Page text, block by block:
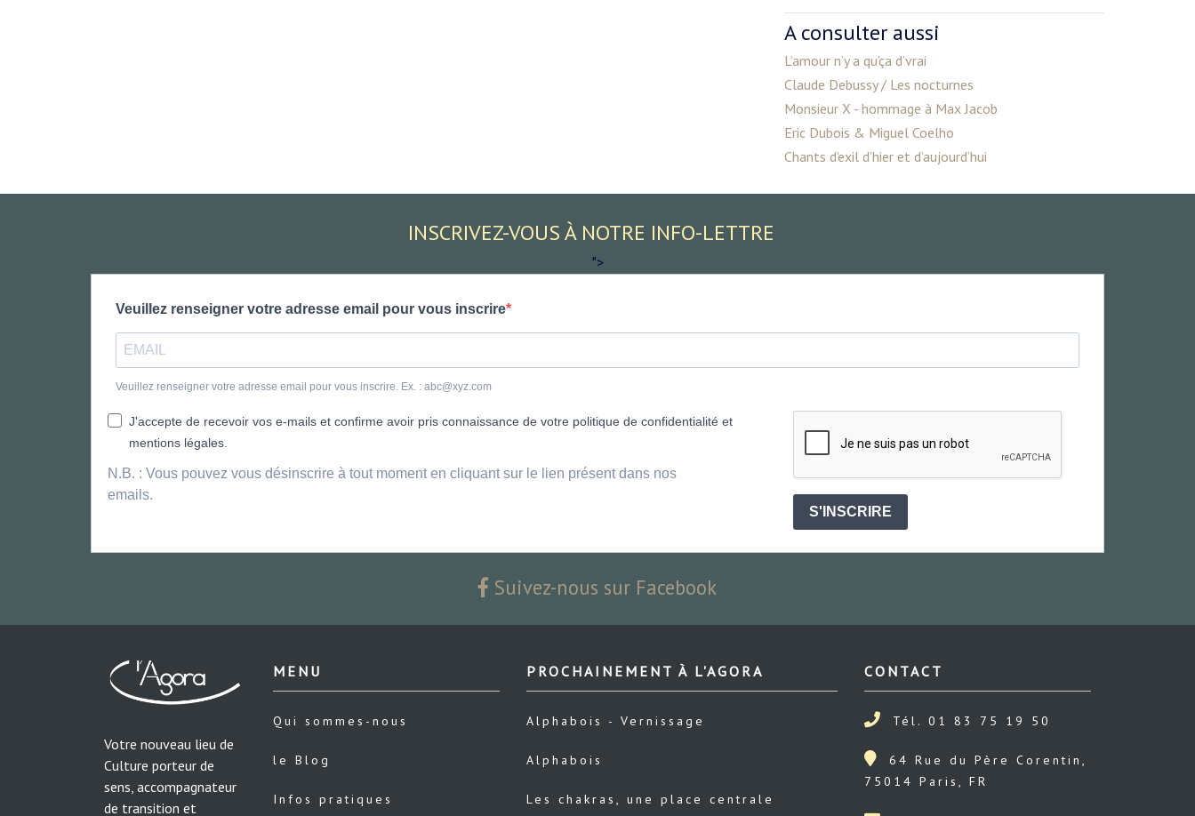
A consulter aussi
L’amour n’y a qu’ça d’vrai
Claude Debussy / Les nocturnes
Monsieur X - hommage à Max Jacob
Eric Dubois & Miguel Coelho
Chants d’exil d’hier et d’aujourd’hui
INSCRIVEZ-VOUS À NOTRE INFO-LETTRE
">
Veuillez renseigner votre adresse email pour vous inscrire
Veuillez renseigner votre adresse email pour vous inscrire. Ex. : abc@xyz.com
J'accepte de recevoir vos e-mails et confirme avoir pris connaissance de votre politique de confidentialité et
mentions légales.
N.B. : Vous pouvez vous désinscrire à tout moment en cliquant sur le lien présent dans nos
emails.
S'INSCRIRE
Suivez-nous sur Facebook
Votre nouveau lieu de
Culture porteur de
sens, accompagnateur
de transition et
MENU
Qui sommes-nous
le Blog
Infos pratiques
PROCHAINEMENT À L'AGORA
Alphabois - Vernissage
Alphabois
Les chakras, une place centrale
CONTACT
Tél. 01 83 75 19 50
64 Rue du Père Corentin,
75014 Paris, FR